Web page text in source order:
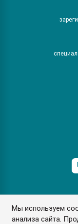
Мы используем
анализа сайта.
Разрешается